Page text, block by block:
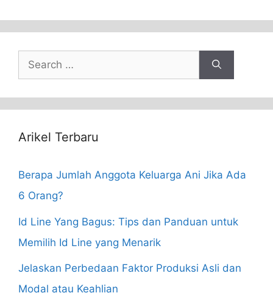
Search
for:
Arikel Terbaru
Berapa Jumlah Anggota Keluarga Ani Jika Ada
6 Orang?
Id Line Yang Bagus: Tips dan Panduan untuk
Memilih Id Line yang Menarik
Jelaskan Perbedaan Faktor Produksi Asli dan
Modal atau Keahlian